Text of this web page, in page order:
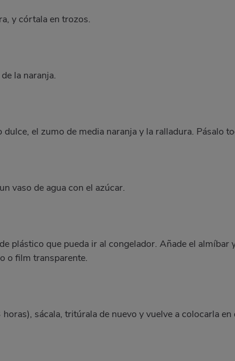
y córtala en trozos.
la naranja.
el zumo de media naranja y la ralladura. Pásalo
vaso de agua con el azúcar.
plástico que pueda ir al congelador. Añade el almíbar
o film transparente.
sácala, tritúrala de nuevo y vuelve a colocarla